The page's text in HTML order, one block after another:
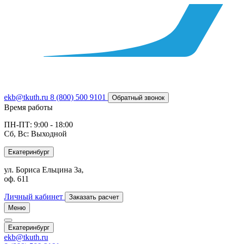
ekb@tkuth.ru 8 (800) 500 9101 Обратный звонок
Время работы
ПН-ПТ: 9:00 - 18:00
Сб, Вс: Выходной
Екатеринбург
ул. Бориса Ельцина 3а,
оф. 611
Личный кабинет
Заказать расчет
Меню
Екатеринбург
ekb@tkuth.ru